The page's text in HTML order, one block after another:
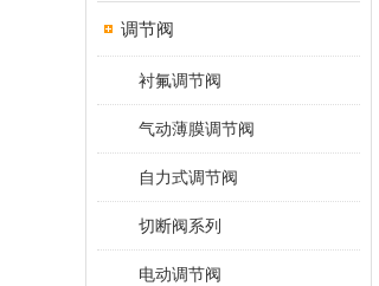
调节阀
衬氟调节阀
气动薄膜调节阀
自力式调节阀
切断阀系列
电动调节阀